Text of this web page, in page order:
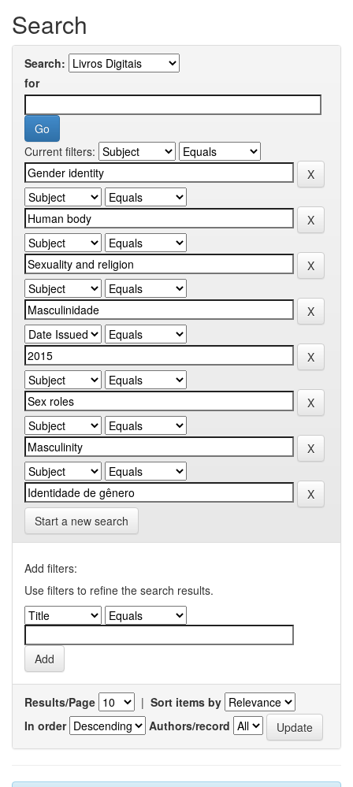
Search
Search:
for
Current filters:
Start a new search
Add filters:
Use filters to refine the search results.
Results/Page | Sort items by
In order
Authors/record